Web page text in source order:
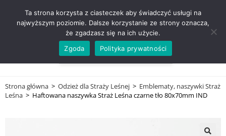
ZADZWOŃ TEL. 600 352 938
Strona główna > Odzież dla Straży Leśnej > Emblematy, naszywki Straż
Leśna > Haftowana naszywka Straż Leśna czarne tło 80x70mm IND
Ta strona korzysta z ciasteczek aby świadczyć usługi na
najwyższym poziomie. Dalsze korzystanie ze strony oznacza,
że zgadzasz się na ich użycie.
Zgoda
Polityka prywatności